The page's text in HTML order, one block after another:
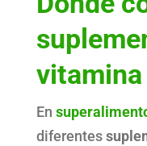
vitamina
En
diferentes